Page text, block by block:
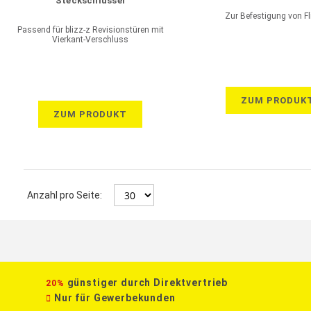
Passend für blizz-z Revisionstüren mit
Vierkant-Verschluss
ZUM PRODUKT
Zur Befestigung von
ZUM
Anzahl pro Seite:
20% günstiger durch Direktvertrieb
Nur für Gewerbekunden